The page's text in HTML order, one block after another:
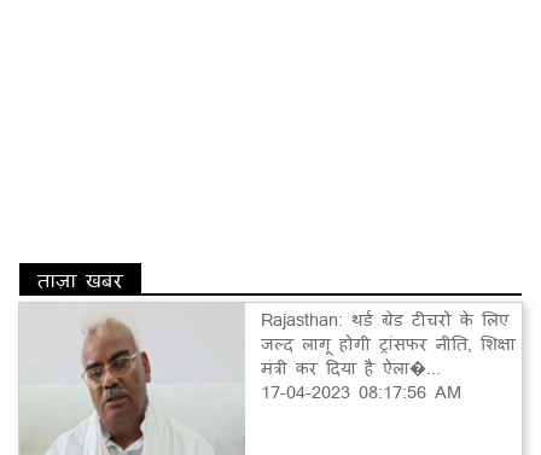
ताज़ा खबर
Rajasthan: थर्ड ग्रेड टीचरों के लिए
जल्द लागू होगी ट्रांसफर नीति, शिक्षा
मंत्री कर दिया है ऐला�...
17-04-2023 08:17:56 AM